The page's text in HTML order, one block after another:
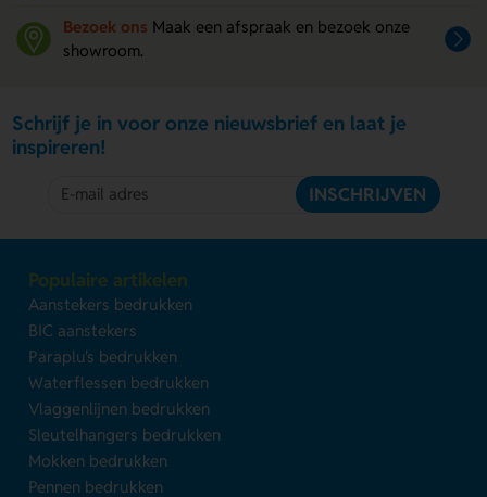
Bezoek ons Maak een afspraak en bezoek onze
showroom.
Schrijf je in voor onze nieuwsbrief en laat je
inspireren!
INSCHRIJVEN
Populaire artikelen
Aanstekers bedrukken
BIC aanstekers
Paraplu's bedrukken
Waterflessen bedrukken
Vlaggenlijnen bedrukken
Sleutelhangers bedrukken
Mokken bedrukken
Pennen bedrukken